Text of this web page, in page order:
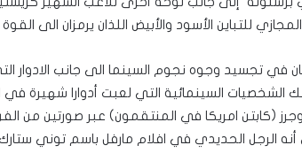
للتباين الأسود والأبيض اللذان يرمزان الى
في تجسيد وجوه نجوم السينما الى جانب الادوار
الشخصيات السينمائية التي لعبت أدوارا شهيرة في
(كابتن امريكا في المنتقمون) عبر صورتين من
الرجل الحديدي في افلام مارفل باسم توني